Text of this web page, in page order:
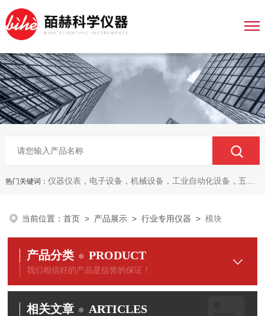
热门关键词： 仪器仪表，电子设备，机械设备，工业自动化设备，五金产品，电线电缆，金属材料，电子
当前位置：首页 > 产品展示 >行业专用仪器 >模块
产品分类 PRODUCT
我们相信好的产品是信誉的保证！
相关文章 ARTICLES